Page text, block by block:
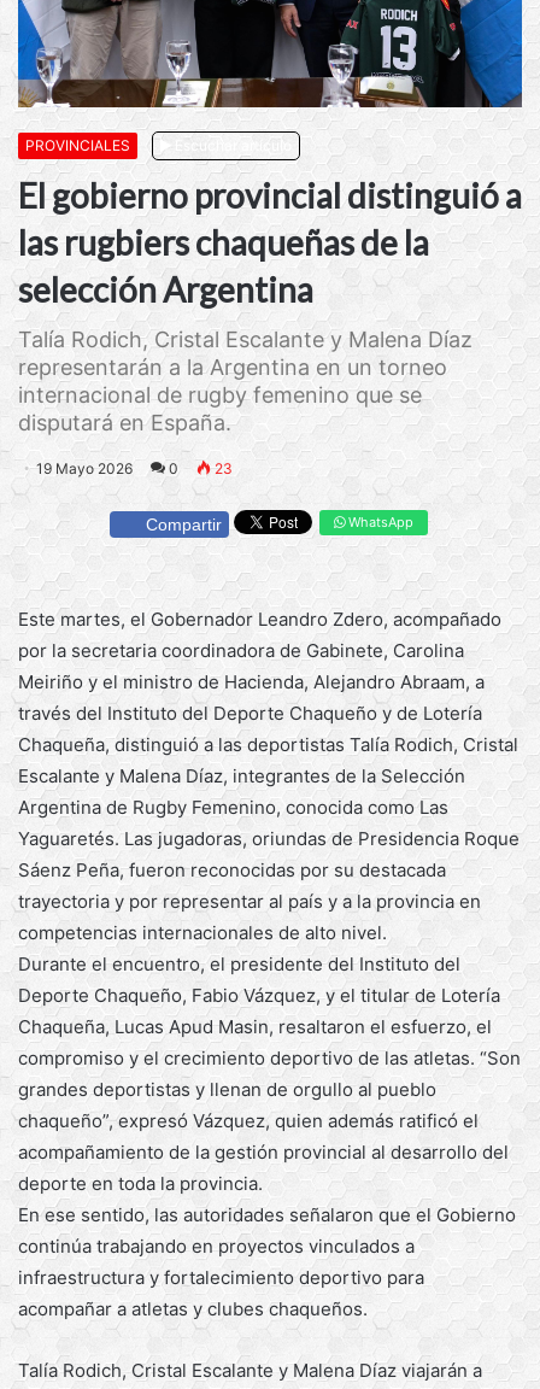
PROVINCIALES Escuchar artículo
El gobierno provincial distinguió a
las rugbiers chaqueñas de la
selección Argentina
Talía Rodich, Cristal Escalante y Malena Díaz
representarán a la Argentina en un torneo
internacional de rugby femenino que se
disputará en España.
19 Mayo 2026 0 23
Compartir WhatsApp
Este martes, el Gobernador Leandro Zdero, acompañado
por la secretaria coordinadora de Gabinete, Carolina
Meiriño y el ministro de Hacienda, Alejandro Abraam, a
través del Instituto del Deporte Chaqueño y de Lotería
Chaqueña, distinguió a las deportistas Talía Rodich, Cristal
Escalante y Malena Díaz, integrantes de la Selección
Argentina de Rugby Femenino, conocida como Las
Yaguaretés. Las jugadoras, oriundas de Presidencia Roque
Sáenz Peña, fueron reconocidas por su destacada
trayectoria y por representar al país y a la provincia en
competencias internacionales de alto nivel.
Durante el encuentro, el presidente del Instituto del
Deporte Chaqueño, Fabio Vázquez, y el titular de Lotería
Chaqueña, Lucas Apud Masin, resaltaron el esfuerzo, el
compromiso y el crecimiento deportivo de las atletas. “Son
grandes deportistas y llenan de orgullo al pueblo
chaqueño”, expresó Vázquez, quien además ratificó el
acompañamiento de la gestión provincial al desarrollo del
deporte en toda la provincia.
En ese sentido, las autoridades señalaron que el Gobierno
continúa trabajando en proyectos vinculados a
infraestructura y fortalecimiento deportivo para
acompañar a atletas y clubes chaqueños.
Talía Rodich, Cristal Escalante y Malena Díaz viajarán a